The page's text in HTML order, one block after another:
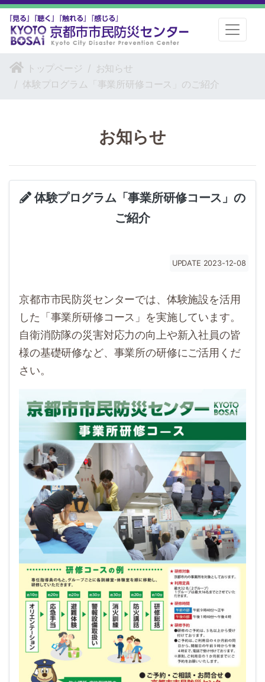
トップページ
お知らせ
体験プログラム「事業所研修コース」のご紹介
お知らせ
体験プログラム「事業所研修コース」の
ご紹介
UPDATE 2023-12-08
京都市市民防災センターでは、体験施設を活用
した「事業所研修コース」を実施しています。
自衛消防隊の災害対応力の向上や新入社員の皆
様の基礎研修など、事業所の研修にご活用くだ
さい。